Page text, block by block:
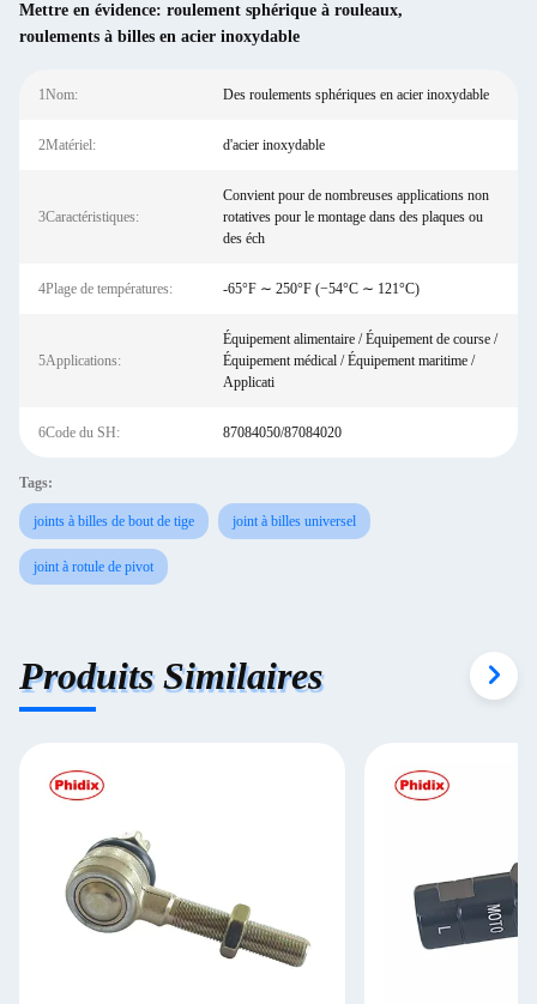
Mettre en évidence: roulement sphérique à rouleaux,
roulements à billes en acier inoxydable
1Nom: Des roulements sphériques en acier inoxydable
2Matériel: d'acier inoxydable
3Caractéristiques:
Convient pour de nombreuses applications non
rotatives pour le montage dans des plaques ou
des éch
4Plage de températures: -65°F ∼ 250°F (−54°C ∼ 121°C)
5Applications:
Équipement alimentaire / Équipement de course /
Équipement médical / Équipement maritime /
Applicati
6Code du SH: 87084050/87084020
Tags:
joints à billes de bout de tige joint à billes universel
joint à rotule de pivot
Produits Similaires